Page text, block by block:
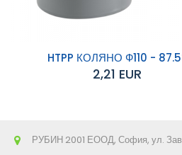
HTPP КОЛЯНО Ф110 -
2,21 EUR
РУБИН 2001 ЕООД, София, ул.